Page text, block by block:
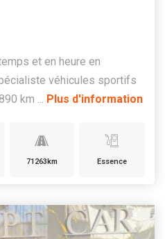
et en heure en
véhicules sportifs
km ... Plus d'information
71263km Essence